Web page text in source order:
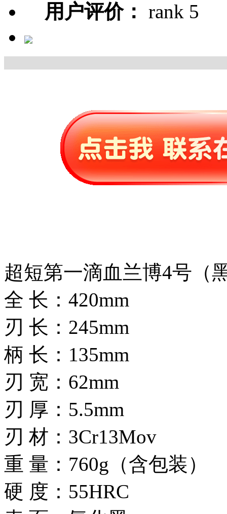
用户评价：
超短第一滴血兰博4号（
全 长：420mm
刃 长：245mm
柄 长：135mm
刃 宽：62mm
刃 厚：5.5mm
刃 材：3Cr13Mov
重 量：760g（含包装）
硬 度：55HRC